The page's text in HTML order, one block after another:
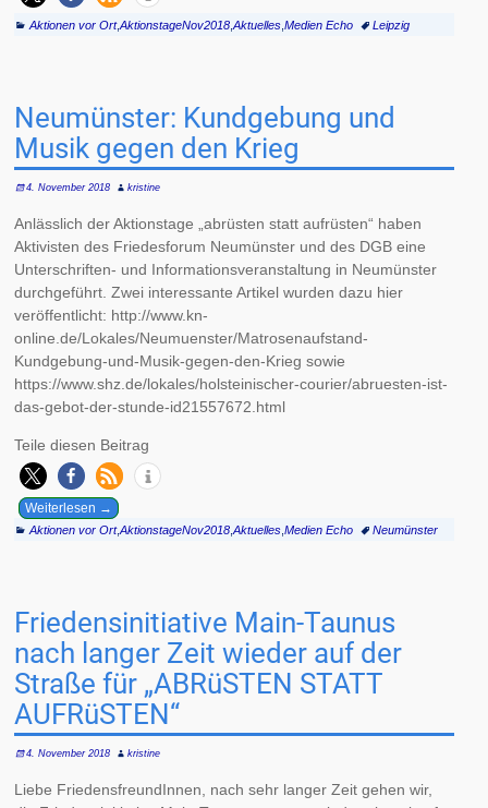
Aktionen vor Ort,AktionstageNov2018, Aktuelles, Medien Echo Leipzig
Neumünster: Kundgebung und
Musik gegen den Krieg
4. November 2018 kristine
Anlässlich der Aktionstage „abrüsten statt aufrüsten“ haben
Aktivisten des Friedesforum Neumünster und des DGB eine
Unterschriften- und Informationsveranstaltung in Neumünster
durchgeführt. Zwei interessante Artikel wurden dazu hier
veröffentlicht: http://www.kn-
online.de/Lokales/Neumuenster/Matrosenaufstand-
Kundgebung-und-Musik-gegen-den-Krieg sowie
https://www.shz.de/lokales/holsteinischer-courier/abruesten-ist-
das-gebot-der-stunde-id21557672.html
Teile diesen Beitrag
Weiterlesen →
Aktionen vor Ort,AktionstageNov2018, Aktuelles, Medien Echo Neumünster
Friedensinitiative Main-Taunus
nach langer Zeit wieder auf der
Straße für „ABRüSTEN STATT
AUFRüSTEN“
4. November 2018 kristine
Liebe FriedensfreundInnen, nach sehr langer Zeit gehen wir,